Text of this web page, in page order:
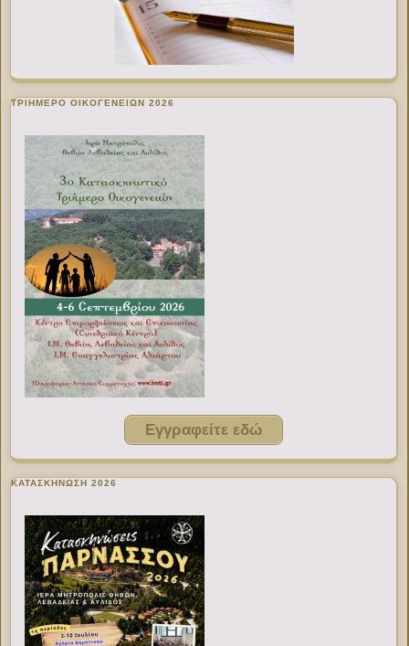
ΤΡΙΗΜΕΡΟ ΟΙΚΟΓΕΝΕΙΩΝ 2026
Εγγραφείτε εδώ
ΚΑΤΑΣΚΗΝΩΣΗ 2026